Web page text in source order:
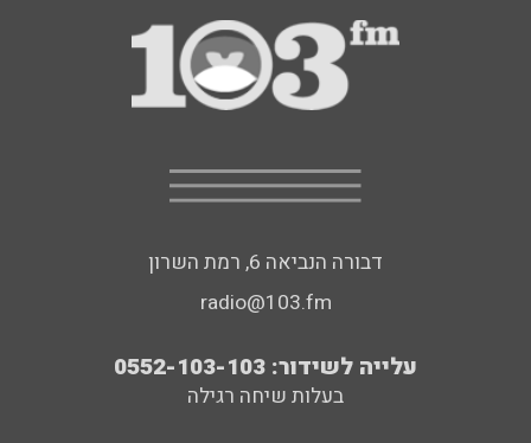
דבורה הנביאה 6, רמת השרון
radio@103.fm
עלייה לשידור: 0552-103-103
בעלות שיחה רגילה